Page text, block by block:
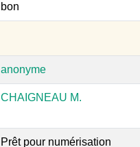
bon
anonyme
CHAIGNEAU M.
Prêt pour numérisation